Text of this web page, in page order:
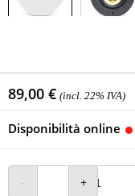
89,00 € (incl. 22% IVA)
Disponibilità online